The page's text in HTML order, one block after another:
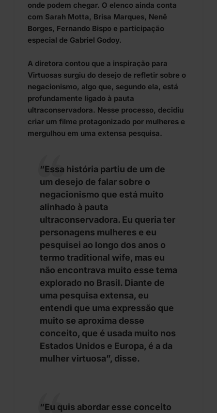
onde podem chegar. O elenco ainda conta
com Sarah Motta, Brisa Marques, Nenê
Borges, Fernando Bispo e participação
especial de Gabriel Godoy.
A diretora contou que a inspiração para
Virtuosas surgiu do desejo de refletir sobre o
negacionismo, algo que, segundo ela, está
profundamente ligado à pauta
ultraconservadora. Nesse processo, decidiu
criar um filme protagonizado por mulheres e
mergulhou em uma extensa pesquisa.
“Essa história partiu de um de
um desejo de falar sobre o
negacionismo que está muito
alinhado à pauta
ultraconservadora. Eu queria ter
personagens mulheres e eu
pesquisei ao longo dos anos o
termo traditional wife, mas eu
não encontrava muito esse tema
explorado no Brasil. Diante de
uma pesquisa extensa, eu
entendi que uma expressão que
muito se aproxima desse
conceito, que é usada muito nos
Estados Unidos e Europa, é a da
mulher virtuosa”, disse.
“Eu quis abordar esse conceito